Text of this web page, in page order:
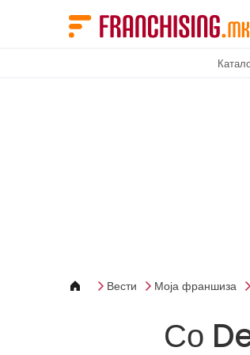
Вести Моја франшиза
Со